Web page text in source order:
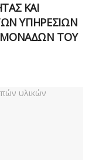
ΚΑΙ
ΥΠΗΡΕΣΙΩΝ
ΜΟΝΑΔΩΝ ΤΟΥ